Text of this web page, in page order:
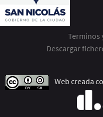
Terminos
Descargar
Web creada